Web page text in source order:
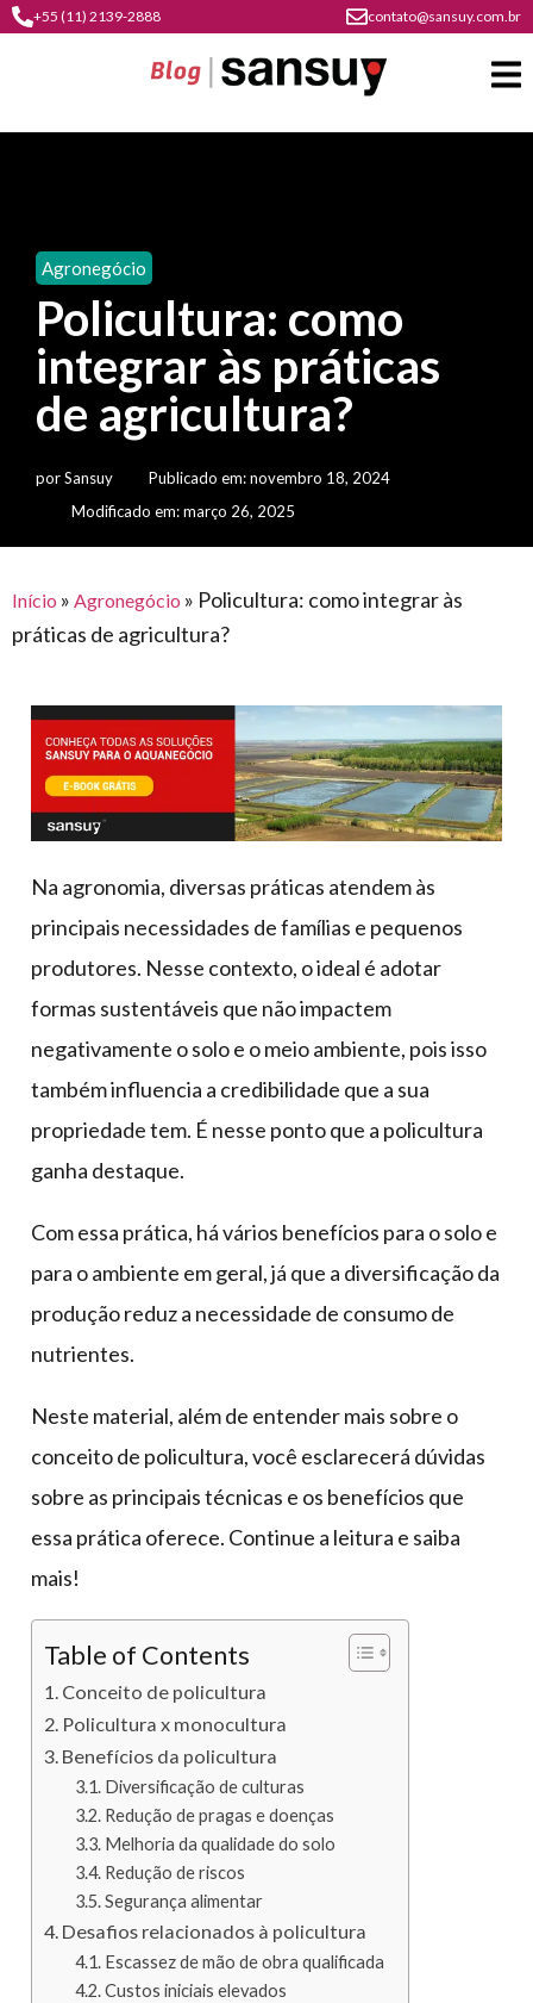
+55 (11) 2139-2888 contato@sansuy.com.br
contato
cultura
do
plástico
institucional
materiais
gratuitos
eventos
Agronegócio
psicultura
soluções
em
soluções
para
agronegócio
Coberturas
barracas
toldos
comunicação
visual
construção
civil
mercado
automotivo
móveis,
calçados,
epi's
e
multiúso
Transporte
e logística
armazenagem
lonas
de
caminhoneiro
Agronegócio
Policultura: como
integrar às práticas
de agricultura?
porSansuy Publicado em:novembro 18, 2024
Modificado em: março 26, 2025
Início » Agronegócio » Policultura: como integrar às
práticas de agricultura?
Na agronomia, diversas práticas atendem às
principais necessidades de famílias e pequenos
produtores. Nesse contexto, o ideal é adotar
formas sustentáveis que não impactem
negativamente o solo e o meio ambiente, pois isso
também influencia a credibilidade que a sua
propriedade tem. É nesse ponto que a policultura
ganha destaque.
Com essa prática, há vários benefícios para o solo e
para o ambiente em geral, já que a diversificação da
produção reduz a necessidade de consumo de
nutrientes.
Neste material, além de entender mais sobre o
conceito de policultura, você esclarecerá dúvidas
sobre as principais técnicas e os benefícios que
essa prática oferece. Continue a leitura e saiba
mais!
Table of Contents
Conceito de policultura
Policultura x monocultura
Benefícios da policultura
Diversificação de culturas
Redução de pragas e doenças
Melhoria da qualidade do solo
Redução de riscos
Segurança alimentar
Desafios relacionados à policultura
Escassez de mão de obra qualificada
Custos iniciais elevados